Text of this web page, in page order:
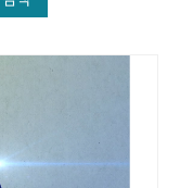
연구자들
영상 기록물